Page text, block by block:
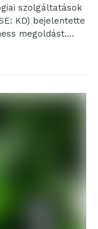
szolgáltatások
KD) bejelentette
megoldást.